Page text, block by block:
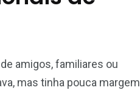
amigos, familiares ou
mas tinha pouca margem